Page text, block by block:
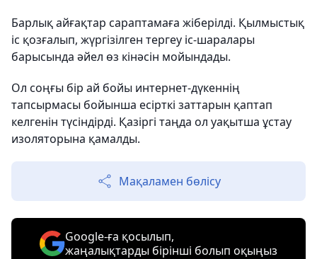
Барлық айғақтар сараптамаға жіберілді. Қылмыстық
іс қозғалып, жүргізілген тергеу іс-шаралары
барысында әйел өз кінәсін мойындады.
Ол соңғы бір ай бойы интернет-дүкеннің
тапсырмасы бойынша есірткі заттарын қаптап
келгенін түсіндірді. Қазіргі таңда ол уақытша ұстау
изоляторына қамалды.
Мақаламен бөлісу
Google-ға қосылып,
жаңалықтарды бірінші болып оқыңыз